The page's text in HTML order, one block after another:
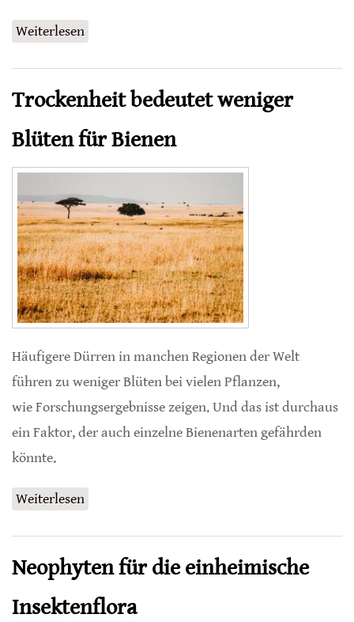
Weiterlesen
Trockenheit bedeutet weniger
Blüten für Bienen
Häufigere Dürren in manchen Regionen der Welt
führen zu weniger Blüten bei vielen Pflanzen,
wie Forschungsergebnisse zeigen. Und das ist durchaus
ein Faktor, der auch einzelne Bienenarten gefährden
könnte.
Weiterlesen
Neophyten für die einheimische
Insektenflora